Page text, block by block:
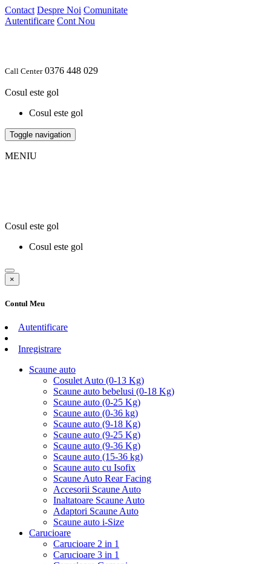
Contact Despre Noi Comunitate
Autentificare Cont Nou
Call Center0376 448 029
Cosul este gol
Cosul este gol
Toggle navigation
MENIU
Cosul este gol
Cosul este gol
×
Contul Meu
Autentificare
Inregistrare
Scaune auto
Cosulet Auto (0-13 Kg)
Scaune auto bebelusi (0-18 Kg)
Scaune auto (0-25 Kg)
Scaune auto (0-36 kg)
Scaune auto (9-18 Kg)
Scaune auto (9-25 Kg)
Scaune auto (9-36 Kg)
Scaune auto (15-36 kg)
Scaune auto cu Isofix
Scaune Auto Rear Facing
Accesorii Scaune Auto
Inaltatoare Scaune Auto
Adaptori Scaune Auto
Scaune auto i-Size
Carucioare
Carucioare 2 in 1
Carucioare 3 in 1